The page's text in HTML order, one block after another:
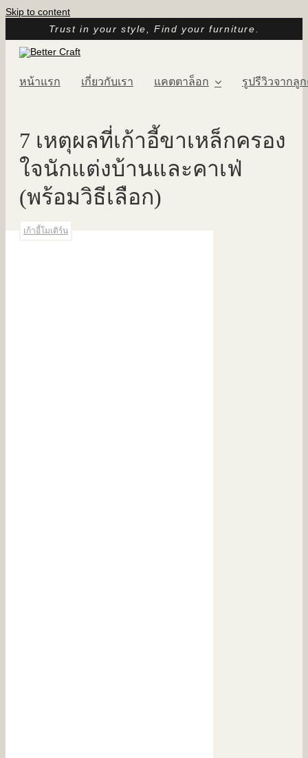
Skip to content
Trust in your style, Find your furniture.
หน้าแรก เกี่ยวกับเรา แคตตาล็อก รูปรีวิวจากลู
7 เหตุผลที่เก้าอี้ขาเหล็กครอง
ใจนักแต่งบ้านและคาเฟ่
(พร้อมวิธีเลือก)
เก้าอี้โมเดิร์น